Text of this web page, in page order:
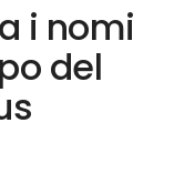
i nomi
del